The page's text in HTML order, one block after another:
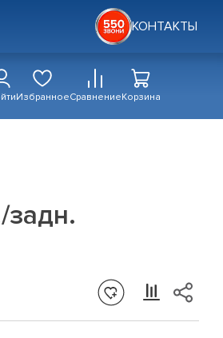
КОНТАКТЫ
ИзбранноеСравнениеКорзина
задн.